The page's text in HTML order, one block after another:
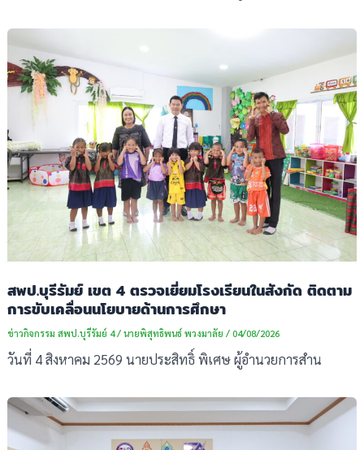
สพป.บุรีรัมย์ เขต 4 ตรวจเยี่ยมโรงเรียนในสังกัด ติดตาม
การขับเคลื่อนนโยบายด้านการศึกษา
ข่าวกิจกรรม สพป.บุรีรัมย์ 4/ นายพิสุทธิพนธ์ พวงมาลัย / 04/08/2026
วันที่ 4 สิงหาคม 2569 นายประสิทธิ์ พิเศษ ผู้อำนวยการสำน